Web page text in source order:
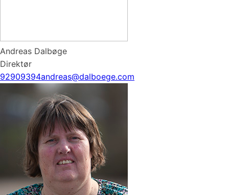
Andreas Dalbøge
Direktør
92909394andreas@dalboege.com